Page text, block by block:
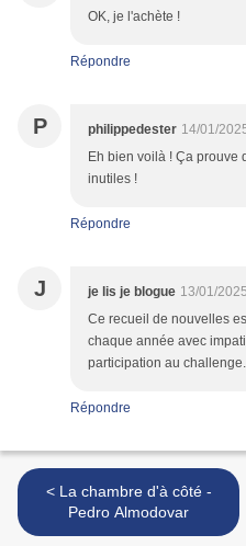
OK, je l'achète !
Répondre
P philippedester 14/01/
Eh bien voilà ! Ça prouve
inutiles !
Répondre
J je lis je blogue 13/01/
Ce recueil de nouvelles
chaque année avec
participation au challenge.
Répondre
< La chambre d'à côté -
Pedro Almodovar